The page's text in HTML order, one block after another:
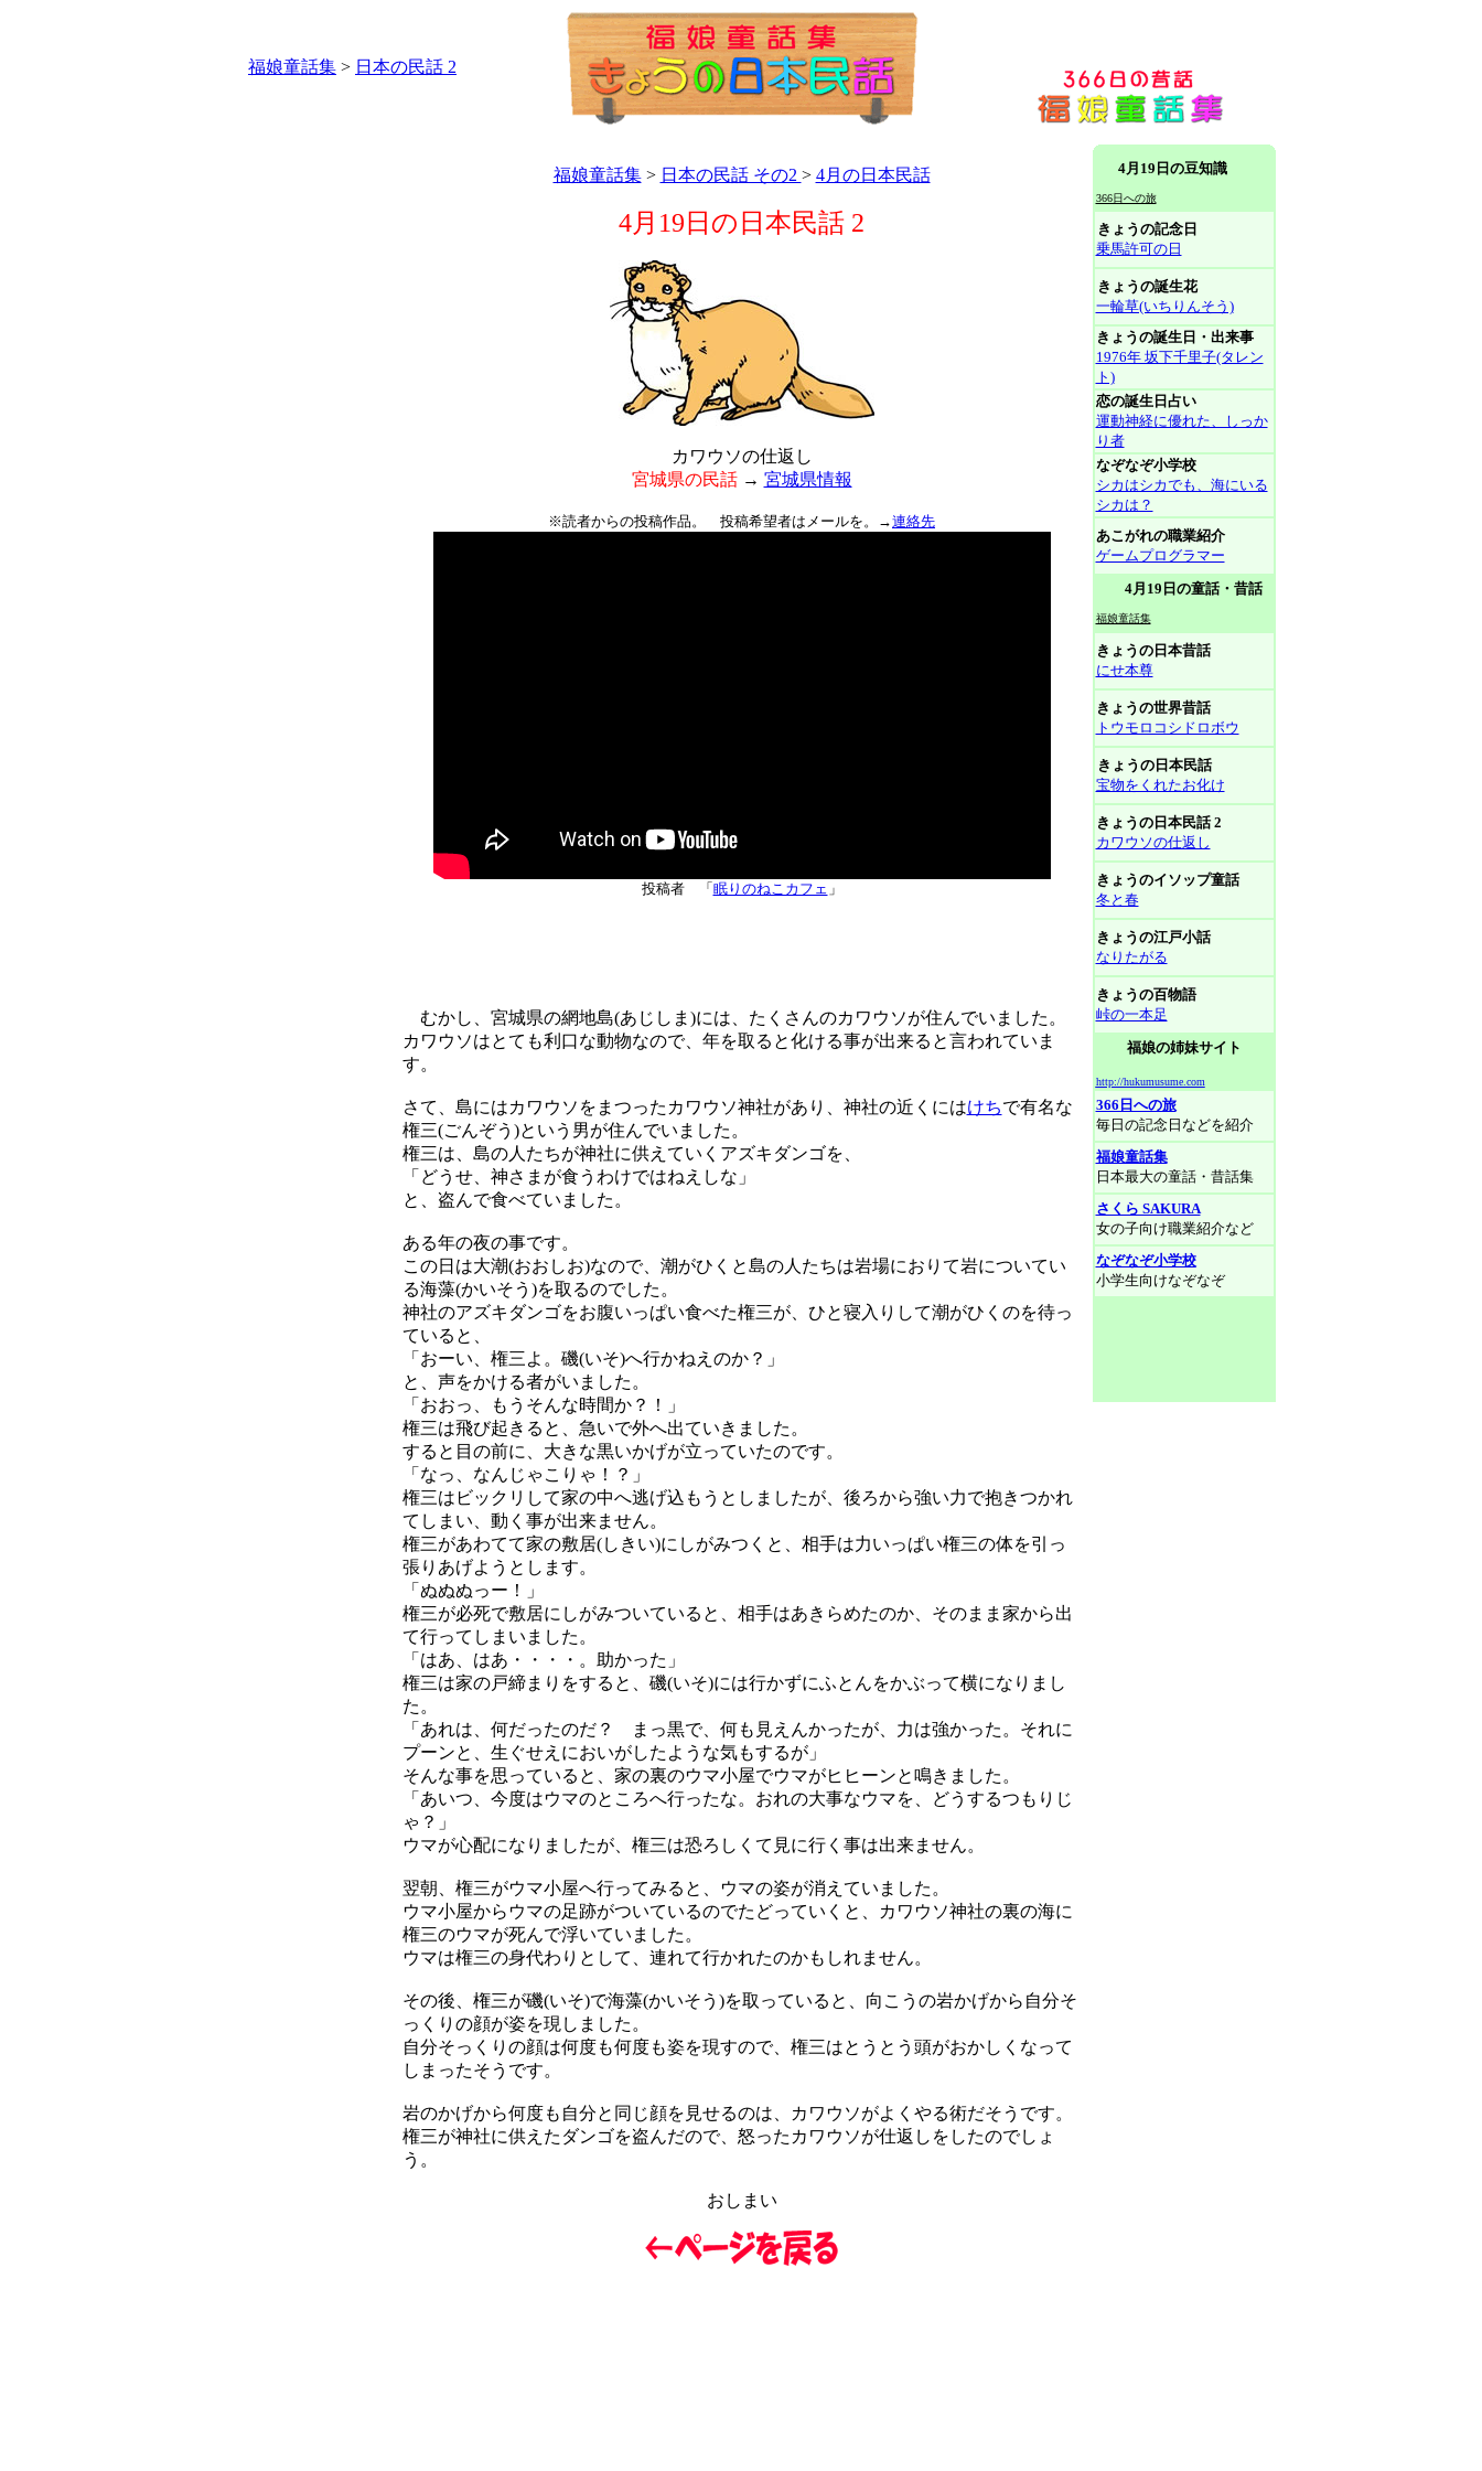
福娘童話集 > 日本の民話 2
福娘童話集> 日本の民話 その2 > 4月の日本民話
4月19日の日本民話 2
カワウソの仕返し
宮城県の民話→ 宮城県情報
※読者からの投稿作品。 投稿希望者はメールを。→連絡先
投稿者 「 眠りのねこカフェ 」
むかし、宮城県の網地島(あじしま)には、たくさんのカワウソが住んでいました。
カワウソはとても利口な動物なので、年を取ると化ける事が出来ると言われていま
す。
さて、島にはカワウソをまつったカワウソ神社があり、神社の近くにはけちで有名な
権三(ごんぞう)という男が住んでいました。
権三は、島の人たちが神社に供えていくアズキダンゴを、
「どうせ、神さまが食うわけではねえしな」
と、盗んで食べていました。
ある年の夜の事です。
この日は大潮(おおしお)なので、潮がひくと島の人たちは岩場におりて岩についてい
る海藻(かいそう)を取るのでした。
神社のアズキダンゴをお腹いっぱい食べた権三が、ひと寝入りして潮がひくのを待っ
ていると、
「おーい、権三よ。磯(いそ)へ行かねえのか？」
と、声をかける者がいました。
「おおっ、もうそんな時間か？！」
権三は飛び起きると、急いで外へ出ていきました。
すると目の前に、大きな黒いかげが立っていたのです。
「なっ、なんじゃこりゃ！？」
権三はビックリして家の中へ逃げ込もうとしましたが、後ろから強い力で抱きつかれ
てしまい、動く事が出来ません。
権三があわてて家の敷居(しきい)にしがみつくと、相手は力いっぱい権三の体を引っ
張りあげようとします。
「ぬぬぬっー！」
権三が必死で敷居にしがみついていると、相手はあきらめたのか、そのまま家から出
て行ってしまいました。
「はあ、はあ・・・・。助かった」
権三は家の戸締まりをすると、磯(いそ)には行かずにふとんをかぶって横になりまし
た。
「あれは、何だったのだ？ まっ黒で、何も見えんかったが、力は強かった。それに
プーンと、生ぐせえにおいがしたような気もするが」
そんな事を思っていると、家の裏のウマ小屋でウマがヒヒーンと鳴きました。
「あいつ、今度はウマのところへ行ったな。おれの大事なウマを、どうするつもりじ
ゃ？」
ウマが心配になりましたが、権三は恐ろしくて見に行く事は出来ません。
翌朝、権三がウマ小屋へ行ってみると、ウマの姿が消えていました。
ウマ小屋からウマの足跡がついているのでたどっていくと、カワウソ神社の裏の海に
権三のウマが死んで浮いていました。
ウマは権三の身代わりとして、連れて行かれたのかもしれません。
その後、権三が磯(いそ)で海藻(かいそう)を取っていると、向こうの岩かげから自分そ
っくりの顔が姿を現しました。
自分そっくりの顔は何度も何度も姿を現すので、権三はとうとう頭がおかしくなって
しまったそうです。
岩のかげから何度も自分と同じ顔を見せるのは、カワウソがよくやる術だそうです。
権三が神社に供えたダンゴを盗んだので、怒ったカワウソが仕返しをしたのでしょ
う。
おしまい
4月19日の豆知識
366日への旅
きょうの記念日
乗馬許可の日
きょうの誕生花
一輪草(いちりんそう)
きょうの誕生日・出来事
1976年 坂下千里子(タレン
ト)
恋の誕生日占い
運動神経に優れた、しっか
り者
なぞなぞ小学校
シカはシカでも、海にいる
シカは？
あこがれの職業紹介
ゲームプログラマー
4月19日の童話・昔話
福娘童話集
きょうの日本昔話
にせ本尊
きょうの世界昔話
トウモロコシドロボウ
きょうの日本民話
宝物をくれたお化け
きょうの日本民話 2
カワウソの仕返し
きょうのイソップ童話
冬と春
きょうの江戸小話
なりたがる
きょうの百物語
峠の一本足
福娘の姉妹サイト
http://hukumusume.com
366日への旅
毎日の記念日などを紹介
福娘童話集
日本最大の童話・昔話集
さくら SAKURA
女の子向け職業紹介など
なぞなぞ小学校
小学生向けなぞなぞ